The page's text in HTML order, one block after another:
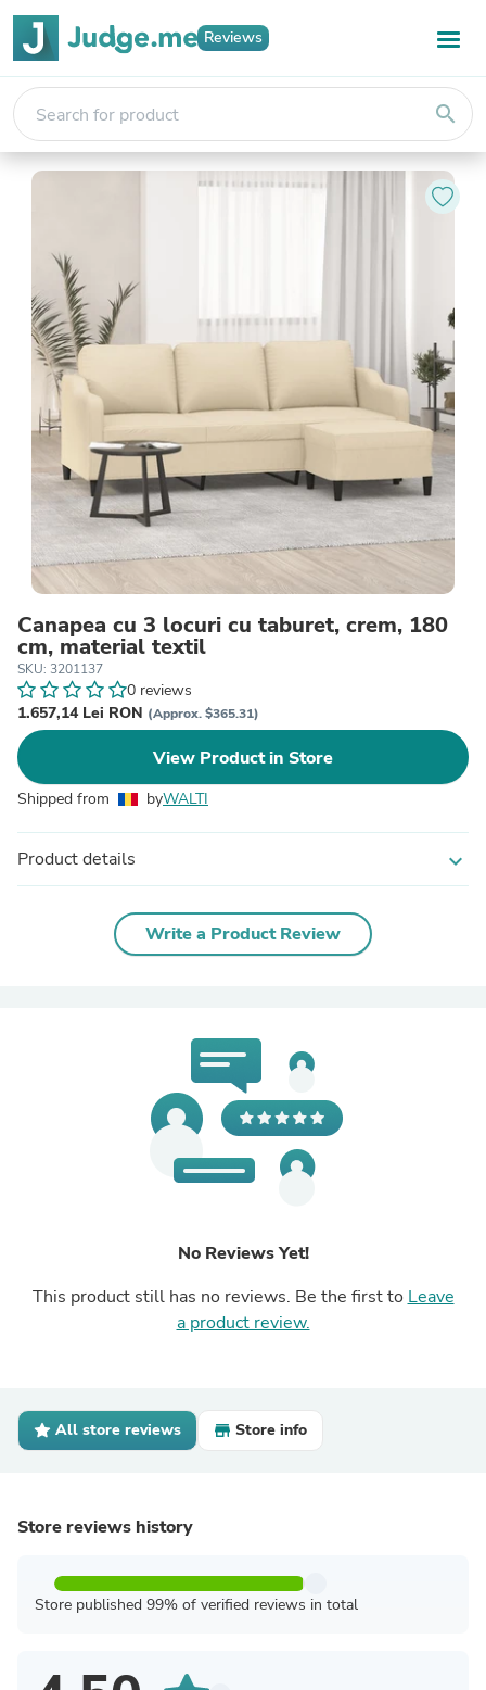
Reviews
search
Canapea cu 3 locuri cu taburet, crem, 180
cm, material textil
SKU: 3201137
0 reviews
1.657,14 Lei RON (Approx. $365.31)
View Product in Store
Shipped from byWALTI
Product details expand_more
Write a Product Review
No Reviews Yet!
This product still has no reviews. Be the first to Leave
a product review.
All store reviews Store info
Store reviews history
Store published 99% of verified reviews in total